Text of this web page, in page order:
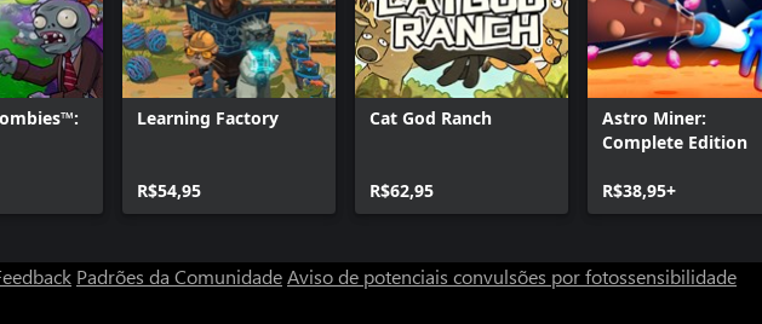
Learning Factory
R$54,95
Cat God Ranch
R$62,95
Astro Miner:
Complete Edition
R$38,95+
Padrões da ComunidadeAviso de potenciais convulsões por fotossensibilidade